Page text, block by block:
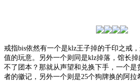
戒指bis依然有一个是klz王子掉的千印之戒
值的玩意。另外一个则同是klz掉落，馆长
不了团本？那就从声望和兑换下手，一个是
者的徽记，另外一个则是25个狗牌换的阿拉